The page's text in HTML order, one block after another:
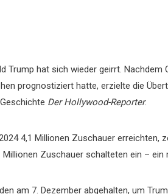
Trump hat sich wieder geirrt.
prognostiziert hatte, erzielte die
Der Hollywood-Reporter.
4,1 Millionen Zuschauer erreichten,
Millionen Zuschauer schalteten ein –
am 7. Dezember abgehalten, um